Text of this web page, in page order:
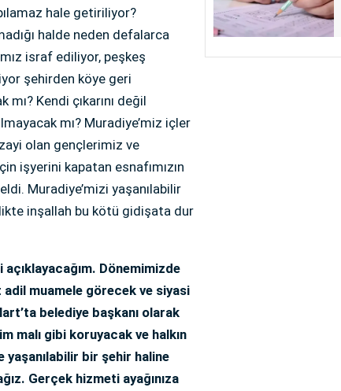
hale getiriliyor?
halde neden defalarca
israf ediliyor, peşkeş
şehirden köye geri
Kendi çıkarını değil
mı? Muradiye’miz içler
olan gençlerimiz ve
işyerini kapatan esnafımızın
Muradiye’mizi yaşanılabilir
inşallah bu kötü gidişata dur
açıklayacağım. Dönemimizde
adil muamele görecek ve siyasi
belediye başkanı olarak
malı gibi koruyacak ve halkın
yaşanılabilir bir şehir haline
Gerçek hizmeti ayağınıza